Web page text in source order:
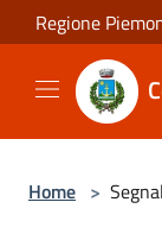
Salta al contenuto
Regione
Home >